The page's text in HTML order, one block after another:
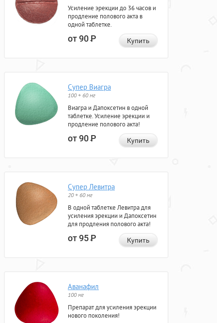
Усиление эрекции до 36 часов и
продление полового акта в
одной таблетке.
от 90Р Купить
Супер Виагра
100 + 60 мг
Виагра и Дапоксетин в одной
таблетке. Усиление эрекции и
продление полового акта!
от 90Р Купить
Супер Левитра
20 + 60 мг
В одной таблетке Левитра для
усиления эрекции и Дапоксетин
для продления полового акта!
от 95Р Купить
Аванафил
100 мг
Препарат для усиления эрекции
нового поколения!